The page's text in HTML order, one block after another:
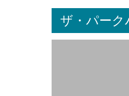
ザ・パーク